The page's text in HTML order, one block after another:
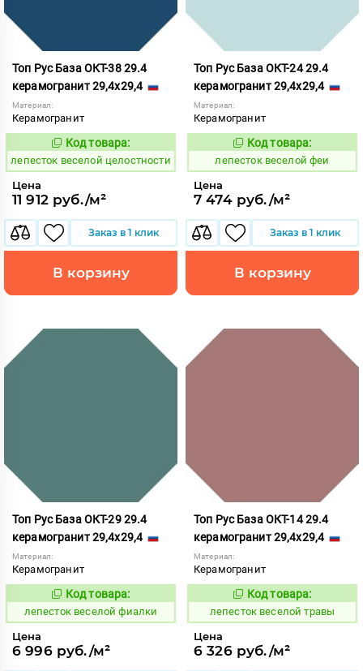
Топ Рус База ОКТ-38 29.4
керамогранит 29,4x29,4
Материал:
Керамогранит
860618
Код товара:
лепесток веселой целостности
Цена
11 912 руб./м²
Заказ в 1 клик
В корзину
Топ Рус База ОКТ-24 29.4
керамогранит 29,4x29,4
Материал:
Керамогранит
860613
Код товара:
лепесток веселой феи
Цена
7 474 руб./м²
Заказ в 1 клик
В корзину
Топ Рус База ОКТ-29 29.4
керамогранит 29,4x29,4
Материал:
Керамогранит
860614
Код товара:
лепесток веселой фиалки
Цена
6 996 руб./м²
Топ Рус База ОКТ-14 29.4
керамогранит 29,4x29,4
Материал:
Керамогранит
860607
Код товара:
лепесток веселой травы
Цена
6 326 руб./м²